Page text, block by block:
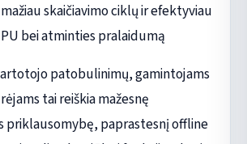
skaičiavimo ciklų ir efektyviau
bei atminties pralaidumą
patobulinimų, gamintojams
tai reiškia mažesnę
paprastesnį offline